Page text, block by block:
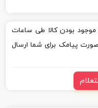
بودن کالا طی ساعات
پیامک برای شما ارسال